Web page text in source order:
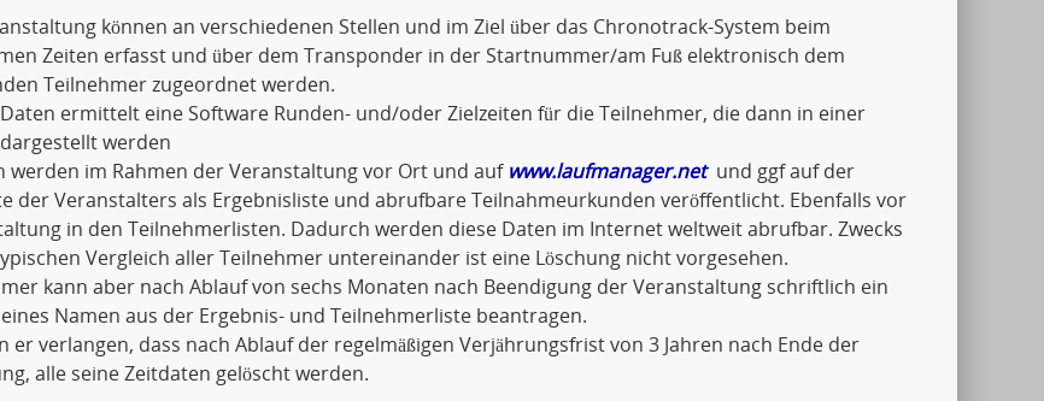
können an verschiedenen Stellen und im Ziel über das Chronotrack-System beim
Zeiten erfasst und über dem Transponder in der Startnummer/am Fuß elektronisch dem
Teilnehmer zugeordnet werden.
ermittelt eine Software Runden- und/oder Zielzeiten für die Teilnehmer, die dann in einer
werden
werden im Rahmen der Veranstaltung vor Ort und auf www.laufmanager.netund ggf auf der
der Veranstalters als Ergebnisliste und abrufbare Teilnahmeurkunden veröffentlicht. Ebenfalls vor
in den Teilnehmerlisten. Dadurch werden diese Daten im Internet weltweit abrufbar. Zwecks
Vergleich aller Teilnehmer untereinander ist eine Löschung nicht vorgesehen.
kann aber nach Ablauf von sechs Monaten nach Beendigung der Veranstaltung schriftlich ein
Namen aus der Ergebnis- und Teilnehmerliste beantragen.
er verlangen, dass nach Ablauf der regelmäßigen Verjährungsfrist von 3 Jahren nach Ende der
alle seine Zeitdaten gelöscht werden.